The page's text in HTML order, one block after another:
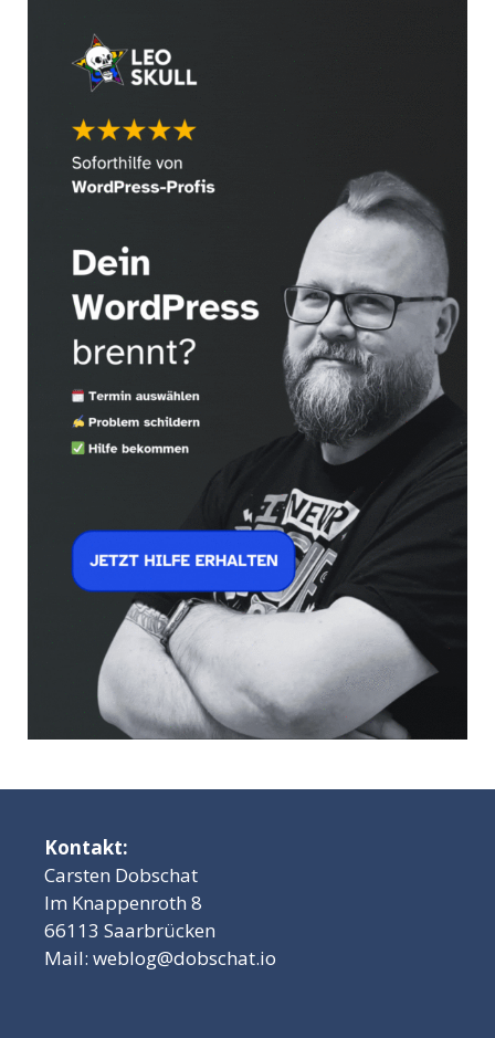
Kontakt:
Carsten Dobschat
Im Knappenroth 8
66113 Saarbrücken
Mail: weblog@dobschat.io